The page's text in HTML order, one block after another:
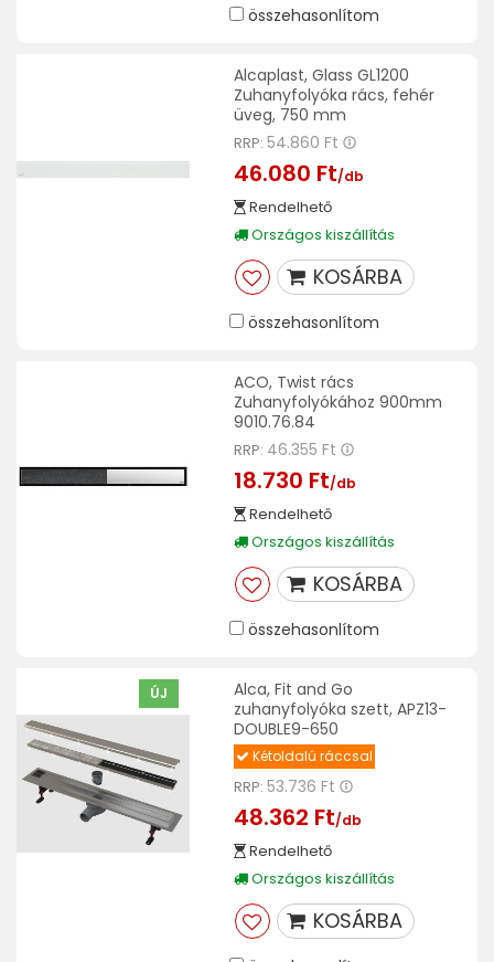
összehasonlítom
Alcaplast, Glass GL1200
Zuhanyfolyóka rács, fehér
üveg, 750 mm
RRP: 54.860 Ft
46.080 Ft/db
Rendelhető
Országos kiszállítás
KOSÁRBA
összehasonlítom
ACO, Twist rács
Zuhanyfolyókához 900mm
9010.76.84
RRP: 46.355 Ft
18.730 Ft/db
Rendelhető
Országos kiszállítás
KOSÁRBA
összehasonlítom
ÚJ
Alca, Fit and Go
zuhanyfolyóka szett, APZ13-
DOUBLE9-650
Kétoldalú ráccsal
RRP: 53.736 Ft
48.362 Ft/db
Rendelhető
Országos kiszállítás
KOSÁRBA